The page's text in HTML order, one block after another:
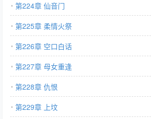
第224章 仙音门
第225章 柔情火祭
第226章 空口白话
第227章 母女重逢
第228章 仇恨
第229章 上坟